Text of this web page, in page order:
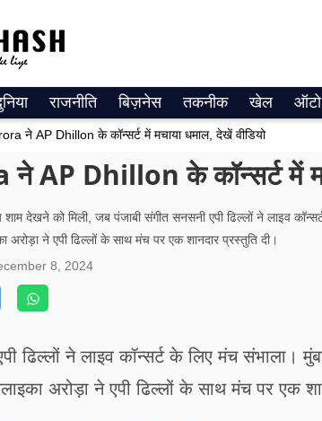
राजनीति बिज़नेस तकनीक खेल ऑटो
ने AP Dhillon के कॉन्सर्ट में मचाया धमाल, देखें वीडियो
AP Dhillon के कॉन्सर्ट में
शाम देखने को मिली, जब पंजाबी संगीत सनसनी एपी ढिल्लों ने लाइव
अरोड़ा ने एपी ढिल्लों के साथ मंच पर एक शानदार प्रस्तुति दी।
8, 2024
ढिल्लों ने लाइव कॉन्सर्ट के लिए मंच संभाला।
अरोड़ा ने एपी ढिल्लों के साथ मंच पर एक